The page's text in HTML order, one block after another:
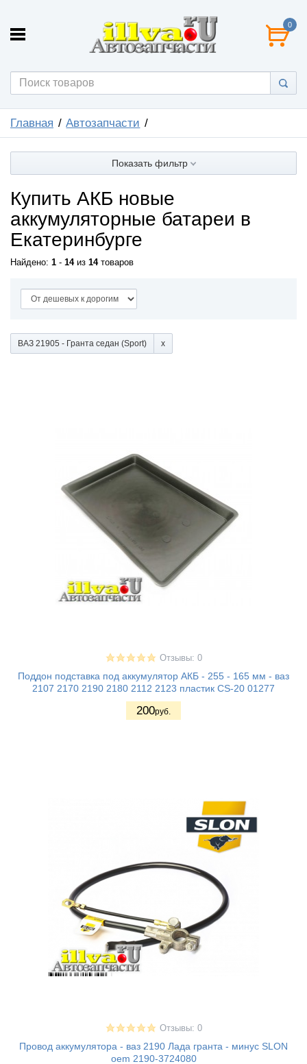
0
Главная Автозапчасти
Показать фильтр
Купить АКБ новые
аккумуляторные батареи в
Екатеринбурге
Найдено: 1 - 14из 14товаров
ВАЗ 21905 - Гранта седан (Sport)
Отзывы: 0
Поддон подставка под аккумулятор АКБ - 255 - 165 мм - ваз
2107 2170 2190 2180 2112 2123 пластик CS-20 01277
200руб.
Отзывы: 0
Провод аккумулятора - ваз 2190 Лада гранта - минус SLON
oem 2190-3724080